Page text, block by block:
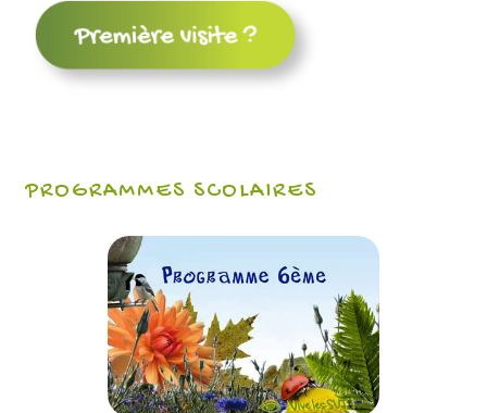
PROGRAMMES SCOLAIRES